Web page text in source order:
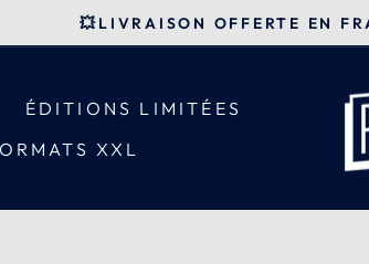
💥LIVRAISON OFFERTE EN
ÉDITIONS LIMITÉES
XXL